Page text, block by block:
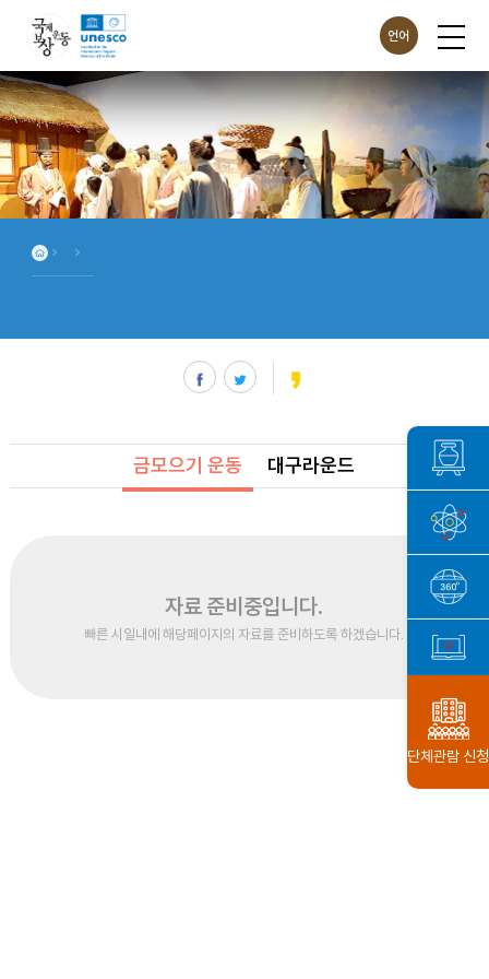
단체관람 신청
언어
ENG
CHN
JPN
금모으기 운동 대구라운드
자료 준비중입니다.
빠른 시일내에 해당페이지의 자료를 준비하도록 하겠습니다.